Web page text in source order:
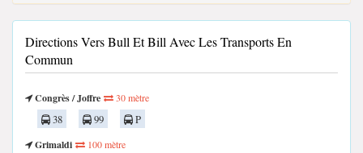
Directions Vers Bull Et Bill Avec Les Transports En
Commun
Congrès / Joffre 30 mètre
38 99
P
Grimaldi
100 mètre